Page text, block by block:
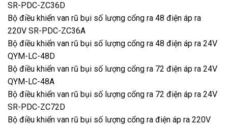
SR-PDC-ZC36D
Bộ điều khiển van rũ bụi số lượng cổng ra 48 điện áp ra
220V SR-PDC-ZC36A
Bộ điều khiển van rũ bụi số lượng cổng ra 48 điện áp ra 24V
QYM-LC-48D
Bộ điều khiển van rũ bụi số lượng cổng ra 72 điện áp ra 24V
QYM-LC-48A
Bộ điều khiển van rũ bụi số lượng cổng ra 72 điện áp ra 24V
SR-PDC-ZC72D
Bộ điều khiển van rũ bụi số lượng cổng ra điện áp ra 220V